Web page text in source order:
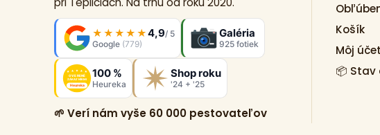
★★★★★4,9/ 5
Google (779)
OVERENÉ
ZÁKAZNÍKMI
Heureka
100 %
Heureka
Shop roku
'24 + '25
Galéria
925 fotiek
🌱 Verí nám vyše 60 000 pestovateľov
Košík
Môj účet
📦 Stav